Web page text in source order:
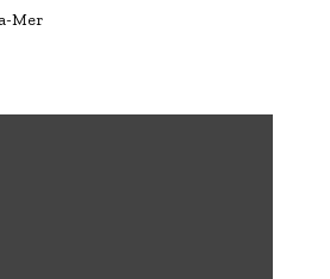
Mer